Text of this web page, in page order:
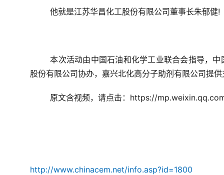
他就是江苏华昌化工股份有限公司董事长朱郁健!
本次活动由中国石油和化学工业联合会指导，
股份有限公司协办，嘉兴北化高分子助剂有限公司提
原文含视频，请点击：https://
http://www.chinacem.net/info.asp?id=1800